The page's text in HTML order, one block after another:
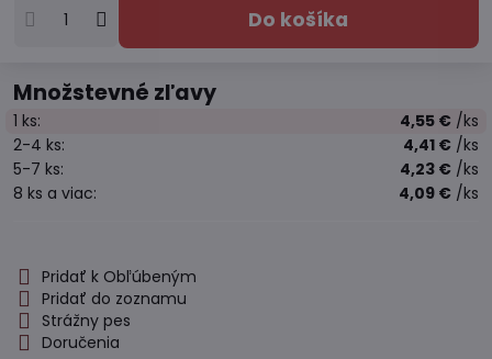
Do košíka
Množstevné zľavy
1 ks: 4,55 € /ks
2-4 ks: 4,41 € /ks
5-7 ks: 4,23 € /ks
8 ks a viac: 4,09 € /ks
Pridať k Obľúbeným
Pridať do zoznamu
Strážny pes
Doručenia